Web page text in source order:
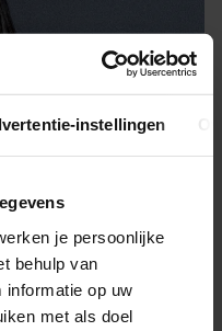
instellingen
je persoonlijke
behulp van
informatie op uw
met als doel